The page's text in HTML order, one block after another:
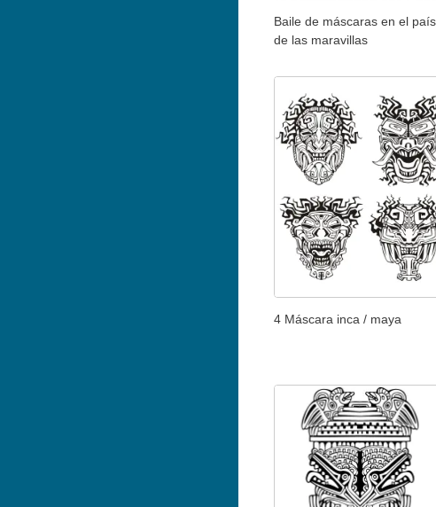
Baile de máscaras en el país
de las maravillas
4 Máscara inca / maya